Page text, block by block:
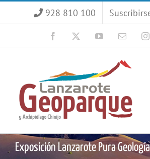
928 810 100
Facebook YouTubeCorreo
Exposición Lanzarote Pura Geología